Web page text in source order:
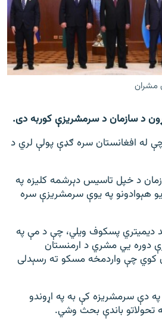
ټولې پاڼې
مشران
د سازمان د سرمشریزې کوربه دی.
له افغانستان سره ګډې پولې لري د
د خپل تاسیس دېرشمه کلیزه په
هېوادونو په یوې سرمشریزې سره
دیمیتري پسکوف ویلي، چې د مې په
دوره يي مشري د ارمنستان
کوي چې واردمخه مسکو ته رسېدلی
دې سرمشریزه کې به په اړوندو
تحولاتو باندې بحث وشي.